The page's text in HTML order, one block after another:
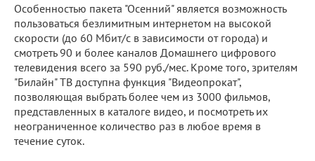
Особенностью пакета "Осенний" является возможность
пользоваться безлимитным интернетом на высокой
скорости (до 60 Мбит/с в зависимости от города) и
смотреть 90 и более каналов Домашнего цифрового
телевидения всего за 590 руб./мес. Кроме того, зрителям
"Билайн" ТВ доступна функция "Видеопрокат",
позволяющая выбрать более чем из 3000 фильмов,
представленных в каталоге видео, и посмотреть их
неограниченное количество раз в любое время в
течение суток.